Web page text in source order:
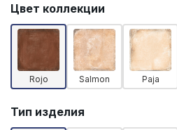
Цвет коллекции
Rojo Salmon Paja
Тип изделия